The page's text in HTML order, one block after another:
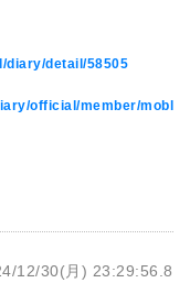
diary/detail/58505
official/member/mobl
12/30(月) 23:29:56.8